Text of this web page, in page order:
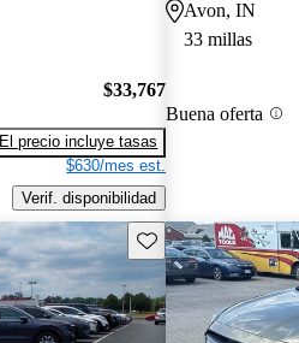
$33,767
El precio incluye tasas
$630/mes est.
Verif. disponibilidad
Avon, IN
33 millas
Buena oferta
Guarda este Aviso